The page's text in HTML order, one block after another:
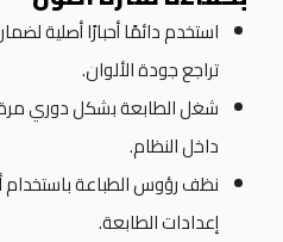
استخدم دائمًا أحبارًا أصلية
تراجع جودة الألوان.
شغل الطابعة بشكل دوري مرة
داخل النظام.
نظف رؤوس الطباعة باستخدام
إعدادات الطابعة.